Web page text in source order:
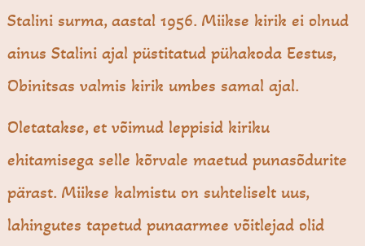
Stalini surma, aastal 1956. Miikse kirik ei olnud
ainus Stalini ajal püstitatud pühakoda Eestus,
Obinitsas valmis kirik umbes samal ajal.
Oletatakse, et võimud leppisid kiriku
ehitamisega selle kõrvale maetud punasõdurite
pärast. Miikse kalmistu on suhteliselt uus,
lahingutes tapetud punaarmee võitlejad olid